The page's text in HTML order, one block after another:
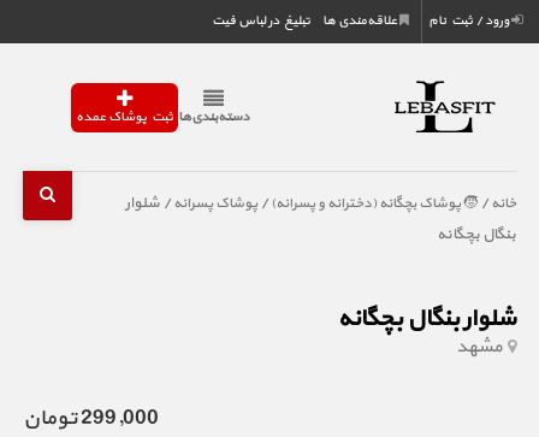
ورود / ثبت نام علاقه‌مندی ها تبلیغ در لباس فیت
دسته‌بندی‌ها ثبت پوشاک عمده
خانه /🧒 پوشاک بچگانه (دخترانه و پسرانه) /پوشاک پسرانه / شلوار
بنگال بچگانه
شلوار بنگال بچگانه
مشهد
299,000 تومان